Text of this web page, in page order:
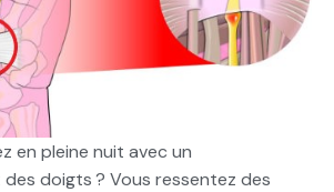
en pleine nuit avec un
des doigts? Vous ressentez des